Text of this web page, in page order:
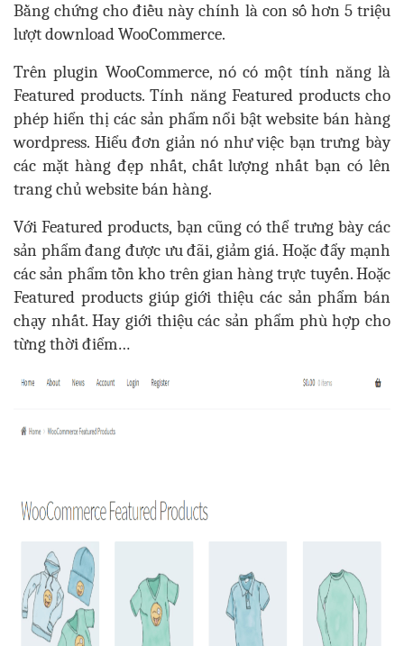
Bằng chứng cho điều này chính là con số hơn 5 triệu
lượt download WooCommerce.
Trên plugin WooCommerce, nó có một tính năng là
Featured products. Tính năng Featured products cho
phép hiển thị các sản phẩm nổi bật website bán hàng
wordpress. Hiểu đơn giản nó như việc bạn trưng bày
các mặt hàng đẹp nhất, chất lượng nhất bạn có lên
trang chủ website bán hàng.
Với Featured products, bạn cũng có thể trưng bày các
sản phẩm đang được ưu đãi, giảm giá. Hoặc đẩy mạnh
các sản phẩm tồn kho trên gian hàng trực tuyến. Hoặc
Featured products giúp giới thiệu các sản phẩm bán
chạy nhất. Hay giới thiệu các sản phẩm phù hợp cho
từng thời điểm…